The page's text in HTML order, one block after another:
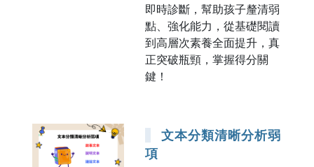
即時診斷，幫助孩子釐清弱
點、強化能力，從基礎閱讀
到高層次素養全面提升，真
正突破瓶頸，掌握得分關
鍵！
文本分類清晰分析弱
項